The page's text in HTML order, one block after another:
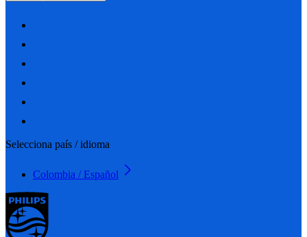
Selecciona país / idioma
Colombia / Español